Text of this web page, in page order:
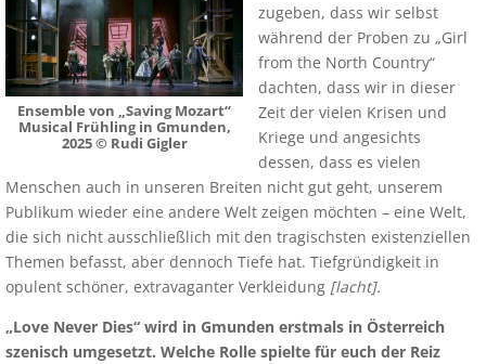
Ensemble von „Saving Mozart“
Musical Frühling in Gmunden,
2025 © Rudi Gigler
zugeben, dass wir selbst
während der Proben zu „Girl
from the North Country“
dachten, dass wir in dieser
Zeit der vielen Krisen und
Kriege und angesichts
dessen, dass es vielen
Menschen auch in unseren Breiten nicht gut geht, unserem
Publikum wieder eine andere Welt zeigen möchten – eine Welt,
die sich nicht ausschließlich mit den tragischsten existenziellen
Themen befasst, aber dennoch Tiefe hat. Tiefgründigkeit in
opulent schöner, extravaganter Verkleidung [lacht].
„Love Never Dies“ wird in Gmunden erstmals in Österreich
szenisch umgesetzt. Welche Rolle spielte für euch der Reiz